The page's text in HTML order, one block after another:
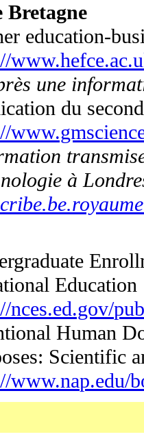
Bretagne
education-
une
du
à
Education
nces.ed.gov/
Human
Scientific
www.nap.edu/